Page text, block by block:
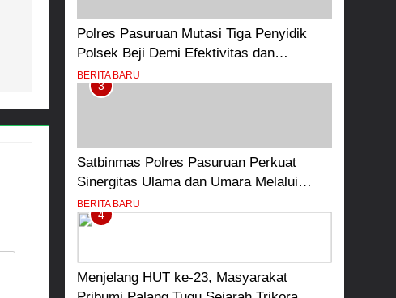
Polres Pasuruan Mutasi Tiga Penyidik
Polsek Beji Demi Efektivitas dan
Kelancaran Proses Penyidikan
BERITA BARU
3
Satbinmas Polres Pasuruan Perkuat
Sinergitas Ulama dan Umara Melalui
Program Rabu Berguru di Ponpes Dalwa
BERITA BARU
4
Menjelang HUT ke-23, Masyarakat